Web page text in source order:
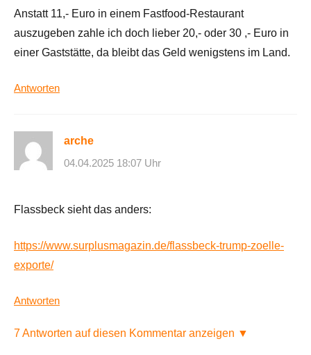
Anstatt 11,- Euro in einem Fastfood-Restaurant
auszugeben zahle ich doch lieber 20,- oder 30 ,- Euro in
einer Gaststätte, da bleibt das Geld wenigstens im Land.
Antworten
arche
04.04.2025 18:07 Uhr
Flassbeck sieht das anders:
https://www.surplusmagazin.de/flassbeck-trump-zoelle-
exporte/
Antworten
7 Antworten auf diesen Kommentar anzeigen ▼